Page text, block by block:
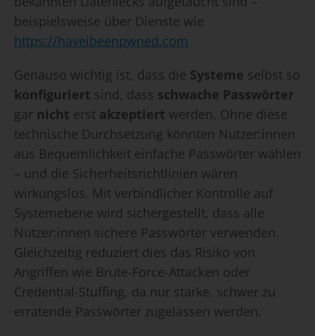
beispielsweise über Dienste wie
https://haveibeenpwned.com
Genauso wichtig ist, dass die Systeme selbst so
konfiguriert sind, dass schwache Passwörter
gar nicht erst akzeptiert werden. Ohne diese
technische Durchsetzung könnten Nutzer:innen
aus Bequemlichkeit einfache Passwörter wählen
– und die Sicherheitsrichtlinien wären
wirkungslos. Mit verbindlicher Kontrolle auf
Systemebene wird sichergestellt, dass alle
Nutzer:innen sichere Passwörter verwenden.
Gleichzeitig reduziert dies das Risiko von
Angriffen wie Brute-Force-Attacken oder
Credential-Stuffing, da nur starke, schwer zu
erratende Passwörter zugelassen werden.